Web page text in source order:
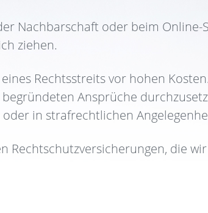
Nachbarschaft oder beim
ziehen.
Rechtsstreits vor hohen
Ansprüche
in strafrechtlichen
Rechtschutzversicherungen, die